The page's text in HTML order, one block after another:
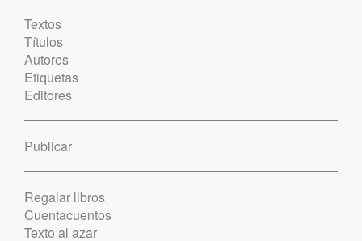
Textos
Títulos
Autores
Etiquetas
Editores
Publicar
Regalar libros
Cuentacuentos
Texto al azar